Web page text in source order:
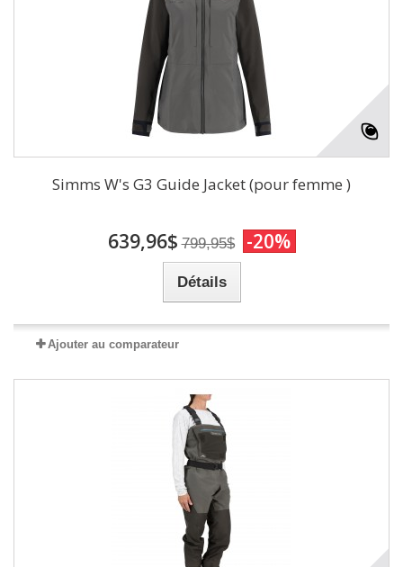
Simms W's G3 Guide Jacket (pour femme )
639,96$ 799,95$ -20%
Détails
Ajouter au comparateur